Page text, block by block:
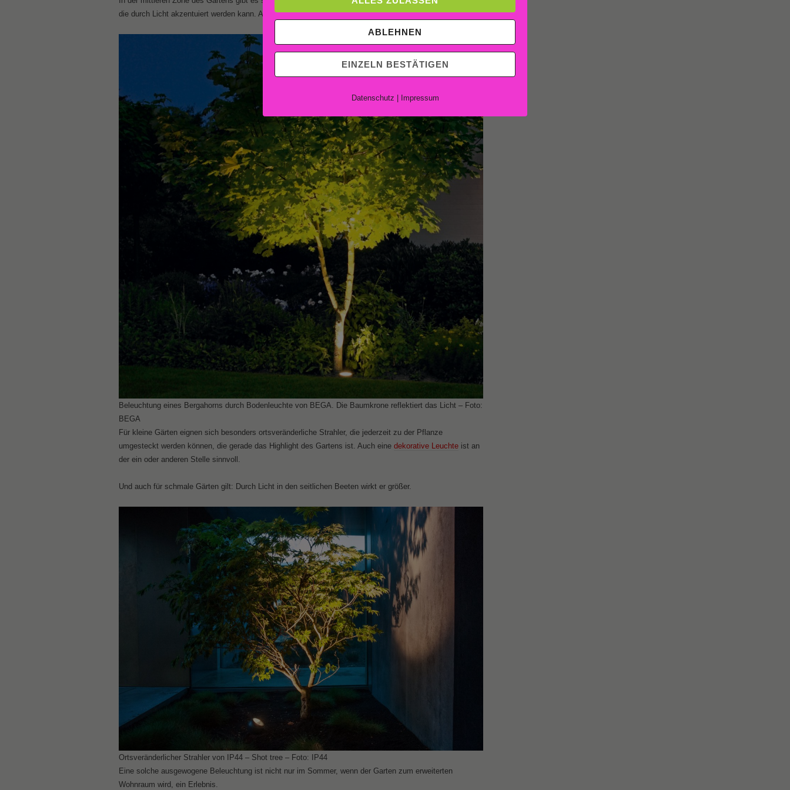
die durch Licht akzentuiert werden kann. Auch hier sollte mit gerichtetem Licht gearbeitet werden.
Beleuchtung eines Bergahorns durch Bodenleuchte von BEGA. Die Baumkrone reflektiert das Licht – Foto:
BEGA
Für kleine Gärten eignen sich besonders ortsveränderliche Strahler, die jederzeit zu der Pflanze
umgesteckt werden können, die gerade das Highlight des Gartens ist. Auch eine dekorative Leuchte ist an
der ein oder anderen Stelle sinnvoll.
Und auch für schmale Gärten gilt: Durch Licht in den seitlichen Beeten wirkt er größer.
Ortsveränderlicher Strahler von IP44 – Shot tree – Foto: IP44
Eine solche ausgewogene Beleuchtung ist nicht nur im Sommer, wenn der Garten zum erweiterten
Wohnraum wird, ein Erlebnis.
ABLEHNEN
EINZELN BESTÄTIGEN
Datenschutz Impressum